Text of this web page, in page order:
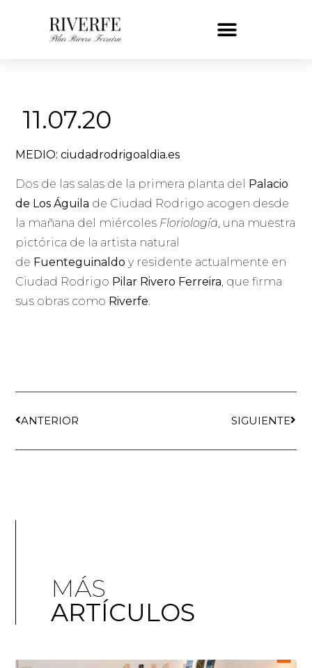
11.07.20
MEDIO: ciudadrodrigoaldia.es
Dos de las salas de la primera planta del
Palacio
de Los Águila de Ciudad Rodrigo acogen desde
la mañana del miércoles Floriología, una muestra
pictórica de la artista natural
de Fuenteguinaldo y residente actualmente en
Ciudad Rodrigo Pilar Rivero Ferreira, que firma
sus obras como Riverfe.
ANTERIOR SIGUIENTE
MÁS
ARTÍCULOS